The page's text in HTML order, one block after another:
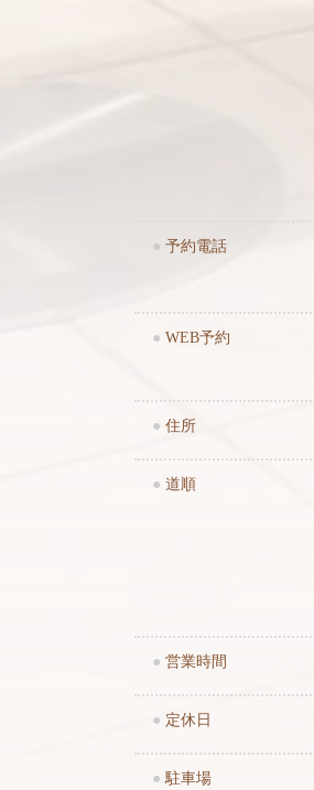
● 予約電話
● WEB予約
● 住所
● 道順
● 営業時間
● 定休日
● 駐車場